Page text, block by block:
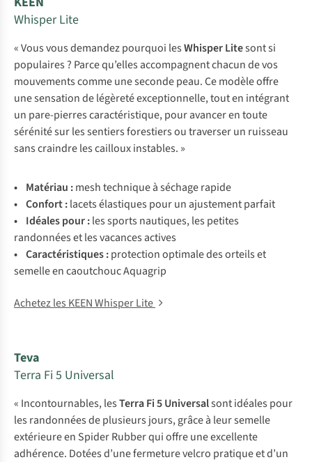
Whisper Lite
« Vous vous demandez pourquoi lesWhisper Litesont si
populaires ? Parce qu’elles accompagnent chacun de vos
mouvements comme une seconde peau. Ce modèle offre
une sensation de légèreté exceptionnelle, tout en intégrant
un pare-pierres caractéristique, pour avancer en toute
sérénité sur les sentiers forestiers ou traverser un ruisseau
sans craindre les cailloux instables. »
• Matériau :mesh technique à séchage rapide
• Confort :lacets élastiques pour un ajustement parfait
• Idéales pour :les sports nautiques, les petites
randonnées et les vacances actives
• Caractéristiques :protection optimale des orteils et
semelle en caoutchouc Aquagrip
Achetez les KEEN Whisper Lite
Teva
Terra Fi 5 Universal
« Incontournables, lesTerra Fi 5 Universalsont idéales pour
les randonnées de plusieurs jours, grâce à leur semelle
extérieure en Spider Rubber qui offre une excellente
adhérence. Dotées d’une fermeture velcro pratique et d’un